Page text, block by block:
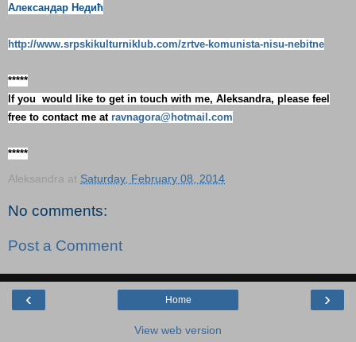
Александар Недић
http://www.srpskikulturniklub.com/zrtve-komunista-nisu-nebitne
*****
If you would like to get in touch with me, Aleksandra, please feel
free to contact me at ravnagora@hotmail.com
*****
Aleksandra at Saturday, February 08, 2014
No comments:
Post a Comment
‹ ›
Home
View web version